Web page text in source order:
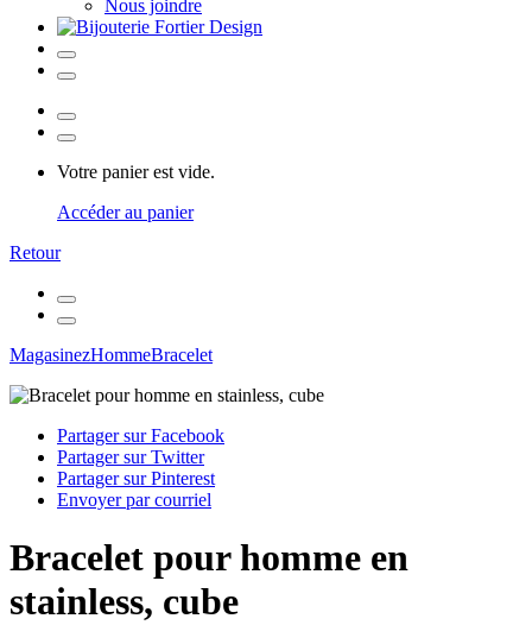
Nous joindre
Votre panier est vide.
Accéder au panier
Retour
MagasinezHommeBracelet
Partager sur Facebook
Partager sur Twitter
Partager sur Pinterest
Envoyer par courriel
Bracelet pour homme en
stainless, cube